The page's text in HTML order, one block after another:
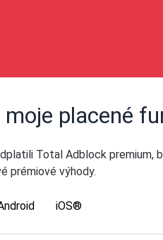
moje placené
Total Adblock premium,
prémiové výhody.
iOS®